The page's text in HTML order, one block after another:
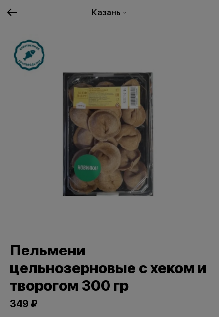
Казань
Пельмени
цельнозерновые с хеком и
творогом 300 гр
349 ₽